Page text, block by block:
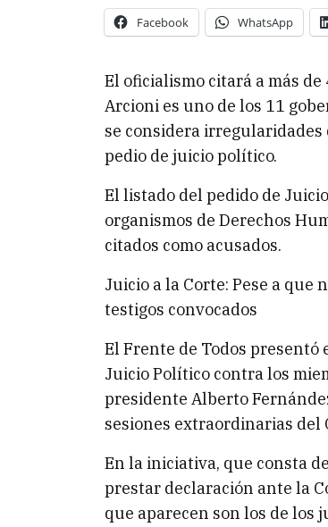
Facebook WhatsApp
El oficialismo citará a más
Arcioni es uno de los 11
se considera irregularidades
pedio de juicio político.
El listado del pedido de
organismos de Derechos
citados como acusados.
Juicio a la Corte: Pese a que
testigos convocados
El Frente de Todos presentó
Juicio Político contra los
presidente Alberto
sesiones extraordinarias del
En la iniciativa, que consta
prestar declaración ante la
que aparecen son los de los